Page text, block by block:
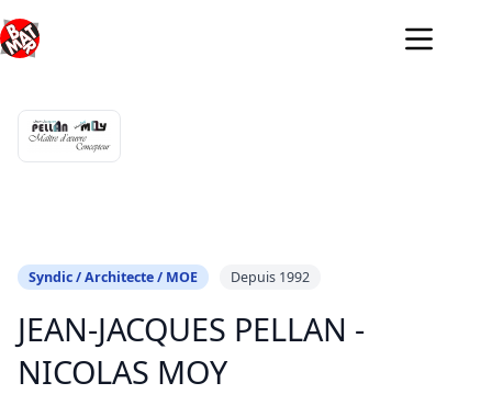
au
contenu
Syndic / Architecte / MOE Depuis 1992
JEAN-JACQUES PELLAN -
NICOLAS MOY